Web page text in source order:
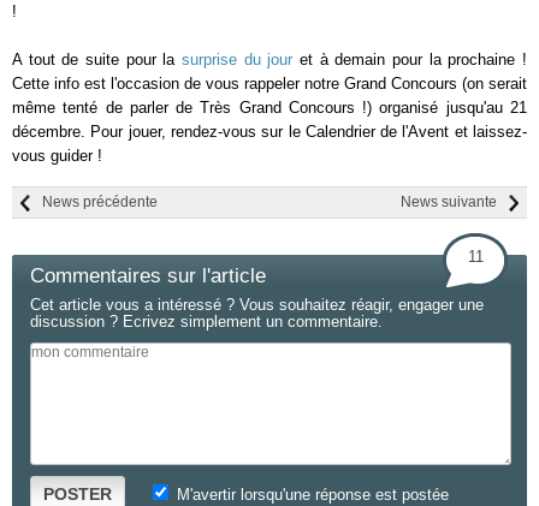
!
A tout de suite pour la surprise du jour et à demain pour la prochaine !
Cette info est l'occasion de vous rappeler notre Grand Concours (on serait
même tenté de parler de Très Grand Concours !) organisé jusqu'au 21
décembre. Pour jouer, rendez-vous sur le Calendrier de l'Avent et laissez-
vous guider !
News suivante
News précédente
Commentaires sur l'article
11
Cet article vous a intéressé ? Vous souhaitez réagir, engager une
discussion ? Ecrivez simplement un commentaire.
POSTER M'avertir lorsqu'une réponse est postée